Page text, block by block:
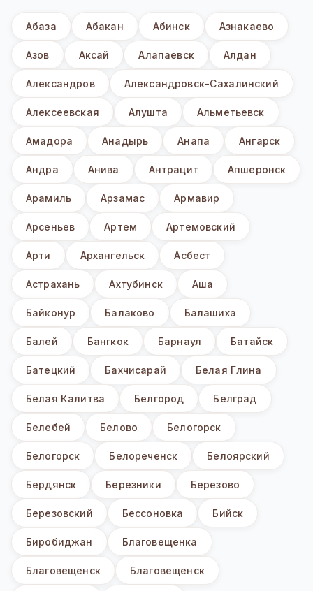
Абаза Абакан Абинск Азнакаево
Азов Аксай Алапаевск Алдан
Александров Александровск-Сахалинский
Алексеевская Алушта Альметьевск
Амадора Анадырь Анапа Ангарск
Андра Анива Антрацит Апшеронск
Арамиль Арзамас Армавир
Арсеньев Артем Артемовский
Арти Архангельск Асбест
Астрахань Ахтубинск Аша
Байконур Балаково Балашиха
Балей Бангкок Барнаул Батайск
Батецкий Бахчисарай Белая Глина
Белая Калитва Белгород Белград
Белебей Белово Белогорск
Белогорск Белореченск Белоярский
Бердянск Березники Березово
Березовский Бессоновка Бийск
Биробиджан Благовещенка
Благовещенск Благовещенск